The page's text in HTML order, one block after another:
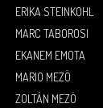
ERIKA STEINKOHL
MARC TABOROSI
EKANEM EMOTA
MARIO MEZÖ
ZOLTÁN MEZÖ